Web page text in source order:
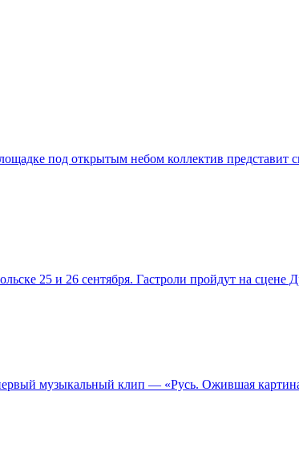
под открытым небом коллектив
25 и 26 сентября. Гастроли пройдут на сцене
музыкальный клип — «Русь. Ожившая